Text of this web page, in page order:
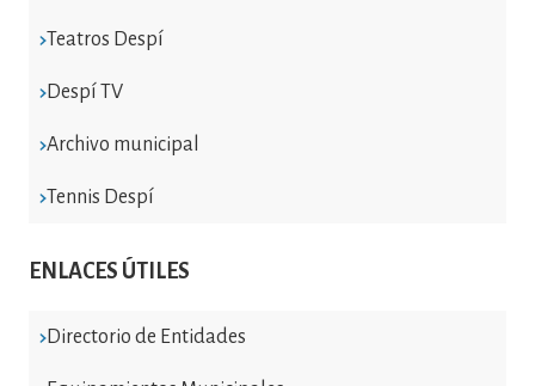
Teatros Despí
Despí TV
Archivo municipal
Tennis Despí
ENLACES ÚTILES
Directorio de Entidades